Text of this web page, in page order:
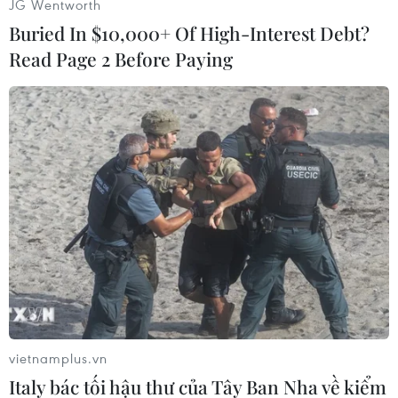
về an ninh sẽ tập trung vào hỗ trợ năng lực cho
lực lượng quân đội của Côte d'Ivoire.
Chuyến thăm trên của ông Bockel diễn ra trong
bối cảnh ông được Tổng thống Pháp Emmanuel
Macron giao nhiệm vụ thảo luận với các nước
đối tác châu Phi về các hình thức hiện diện
quân sự mới của Pháp tại những nước này hôm
6/2.
Thời gian qua, quân đội Pháp lần lượt bị buộc
phải rút quân khỏi các nước Mali, Burkina Faso
và sau đó là Niger, 3 quốc gia Tây Phi hiện đang
do các chính quyền quân sự nắm quyền lãnh
đạo sau các cuộc đảo chính.
JG Wentworth
Buried In $10,000+ Of High-Interest Debt?
Read Page 2 Before Paying
vietnamplus.vn
Italy bác tối hậu thư của Tây Ban Nha về kiểm